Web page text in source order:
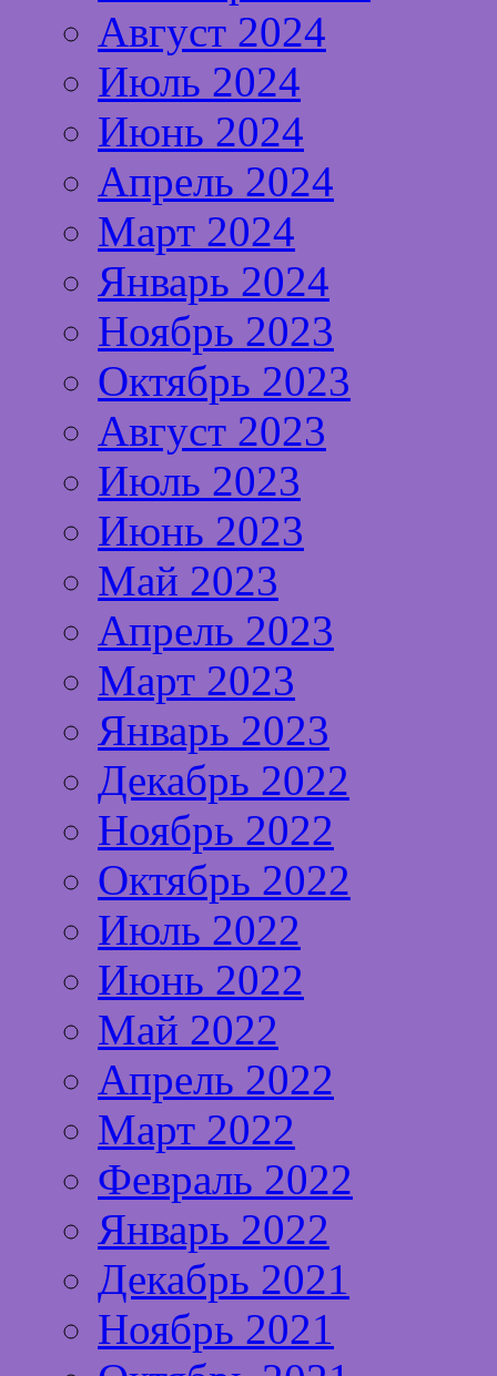
Август 2024
Июль 2024
Июнь 2024
Апрель 2024
Март 2024
Январь 2024
Ноябрь 2023
Октябрь 2023
Август 2023
Июль 2023
Июнь 2023
Май 2023
Апрель 2023
Март 2023
Январь 2023
Декабрь 2022
Ноябрь 2022
Октябрь 2022
Июль 2022
Июнь 2022
Май 2022
Апрель 2022
Март 2022
Февраль 2022
Январь 2022
Декабрь 2021
Ноябрь 2021